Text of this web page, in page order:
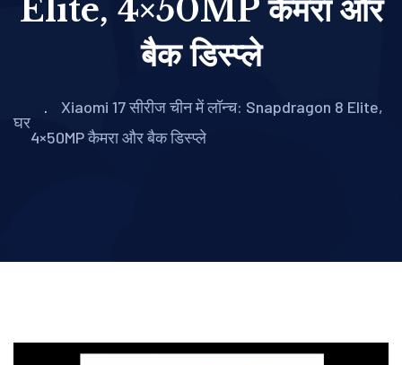
Elite, 4×50MP कैमरा और
बैक डिस्प्ले
घर
Xiaomi 17 सीरीज चीन में लॉन्च: Snapdragon 8 Elite,
4×50MP कैमरा और बैक डिस्प्ले